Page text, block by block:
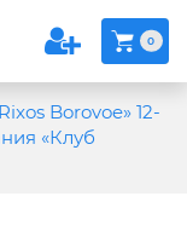
0
Borovoe» 12-
«Клуб